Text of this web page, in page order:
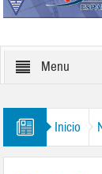
Menu
Inicio